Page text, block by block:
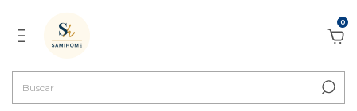
0